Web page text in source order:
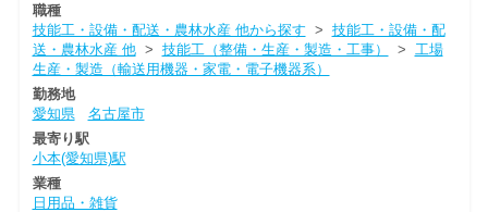
職種
技能工・設備・配送・農林水産 他から探す > 技能工・設備・配
送・農林水産 他> 技能工（整備・生産・製造・工事） > 工場
生産・製造（輸送用機器・家電・電子機器系）
勤務地
愛知県
名古屋市
最寄り駅
小本(愛知県)駅
業種
日用品・雑貨